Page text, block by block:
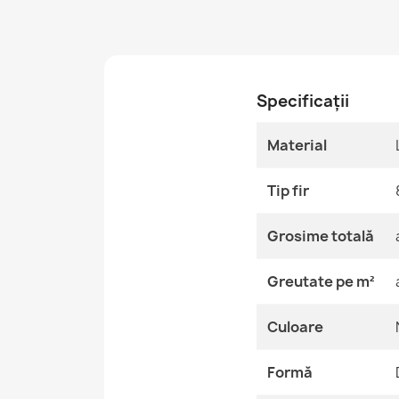
Specificații
Material
Tip fir
Grosime totală
Greutate pe m²
Culoare
Formă